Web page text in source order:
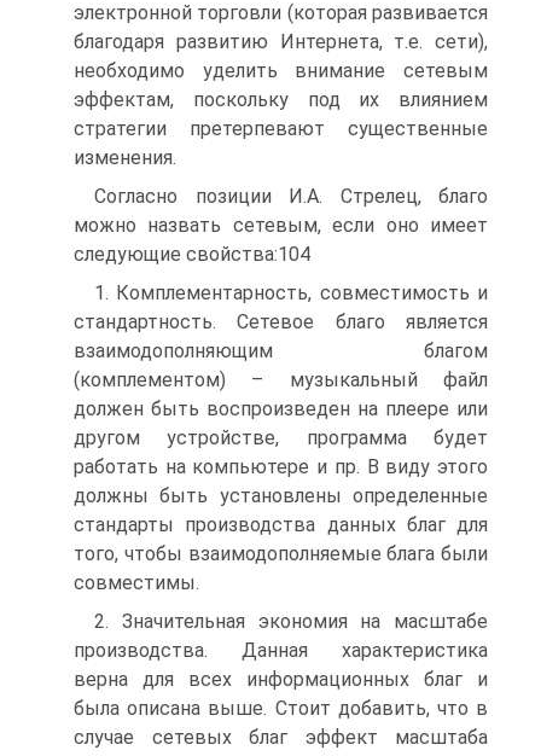
электронной торговли (которая развивается
благодаря развитию Интернета, т.е. сети),
необходимо уделить внимание сетевым
эффектам, поскольку под их влиянием
стратегии претерпевают существенные
изменения.
Согласно позиции И.А. Стрелец, благо
можно назвать сетевым, если оно имеет
следующие свойства:104
1. Комплементарность, совместимость и
стандартность. Сетевое благо является
взаимодополняющим благом
(комплементом) – музыкальный файл
должен быть воспроизведен на плеере или
другом устройстве, программа будет
работать на компьютере и пр. В виду этого
должны быть установлены определенные
стандарты производства данных благ для
того, чтобы взаимодополняемые блага были
совместимы.
2. Значительная экономия на масштабе
производства. Данная характеристика
верна для всех информационных благ и
была описана выше. Стоит добавить, что в
случае сетевых благ эффект масштаба